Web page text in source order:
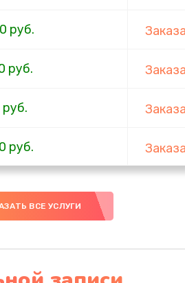
руб.
руб.
руб.
ВСЕ УСЛУГИ